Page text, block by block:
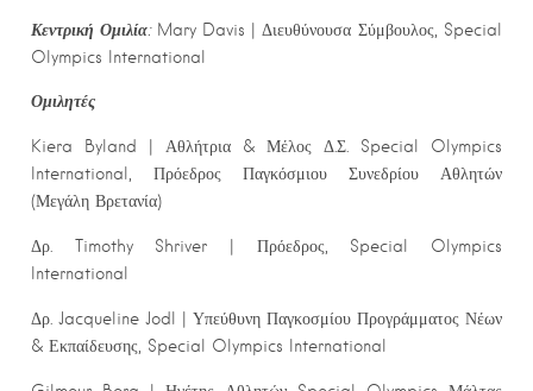
Κεντρική Ομιλία: Mary Davis | Διευθύνουσα Σύμβουλος, Special
Olympics International
Ομιλητές
Kiera Byland | Αθλήτρια & Μέλος Δ.Σ. Special Olympics
International, Πρόεδρος Παγκόσμιου Συνεδρίου Αθλητών
(Μεγάλη Βρετανία)
Δρ. Timothy Shriver | Πρόεδρος, Special Olympics
International
Δρ. Jacqueline Jodl | Υπεύθυνη Παγκοσμίου Προγράμματος Νέων
& Εκπαίδευσης, Special Olympics International